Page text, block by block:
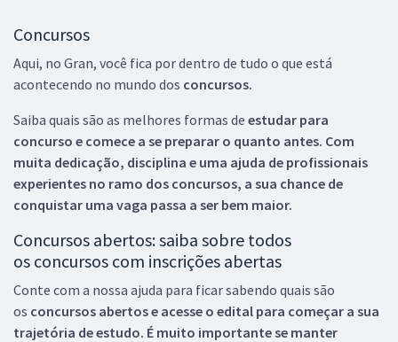
Concursos
Aqui, no Gran, você fica por dentro de tudo o que está
acontecendo no mundo dos concursos.
Saiba quais são as melhores formas de estudar para
concurso e comece a se preparar o quanto antes. Com
muita dedicação, disciplina e uma ajuda de profissionais
experientes no ramo dos concursos, a sua chance de
conquistar uma vaga passa a ser bem maior.
Concursos abertos: saiba sobre todos
os concursos com inscrições abertas
Conte com a nossa ajuda para ficar sabendo quais são
os concursos abertos e acesse o edital para começar a sua
trajetória de estudo. É muito importante se manter